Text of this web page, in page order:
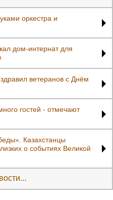
оркестра и
дом-интернат для
ветеранов с Днём
гостей - отмечают
Казахстанцы
о событиях Великой